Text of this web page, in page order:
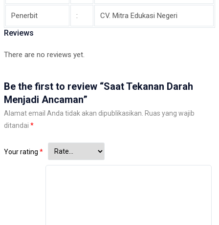
Penerbit : CV. Mitra Edukasi Negeri
Reviews
There are no reviews yet.
Be the first to review “Saat Tekanan Darah
Menjadi Ancaman”
Alamat email Anda tidak akan dipublikasikan. Ruas yang wajib
ditandai *
Your rating *